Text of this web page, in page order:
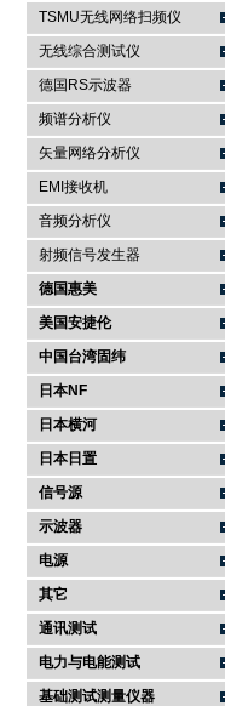
TSMU无线网络扫频仪
无线综合测试仪
德国RS示波器
频谱分析仪
矢量网络分析仪
EMI接收机
音频分析仪
射频信号发生器
德国惠美
美国安捷伦
中国台湾固纬
日本NF
日本横河
日本日置
信号源
示波器
电源
其它
通讯测试
电力与电能测试
基础测试测量仪器